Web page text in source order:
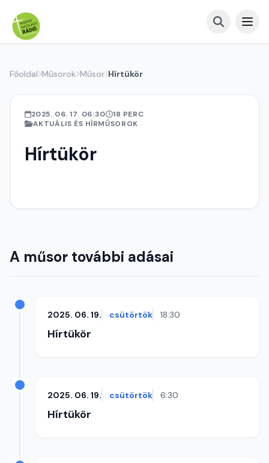
Főoldal Műsorok Műsor Hírtükör
2025. 06. 17. 06:30
18 PERC
AKTUÁLIS ÉS HÍRMŰSOROK
Hírtükör
A műsor további adásai
2025. 06. 19. csütörtök 18:30
Hírtükör
2025. 06. 19. csütörtök 6:30
Hírtükör